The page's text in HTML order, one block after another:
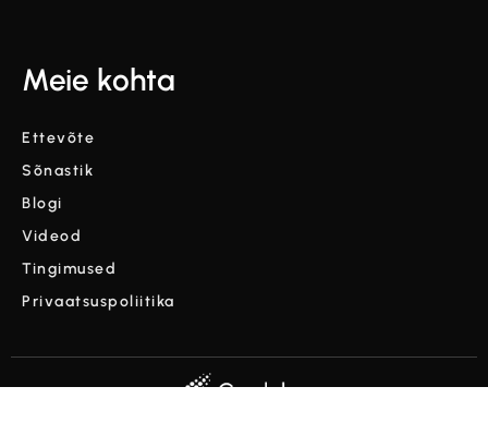
Meie kohta
Ettevõte
Sõnastik
Blogi
Videod
Tingimused
Privaatsuspoliitika